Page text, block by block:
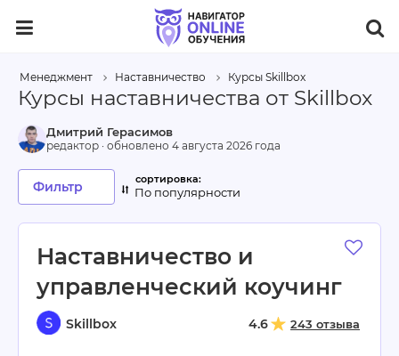
Менеджмент Наставничество Курсы Skillbox
Курсы наставничества от Skillbox
Наставничество и
управленческий коучинг
Skillbox 243 отзыва
4.6
Дмитрий Герасимов
редактор · обновлено 4 августа 2026 года
Фильтр По популярности